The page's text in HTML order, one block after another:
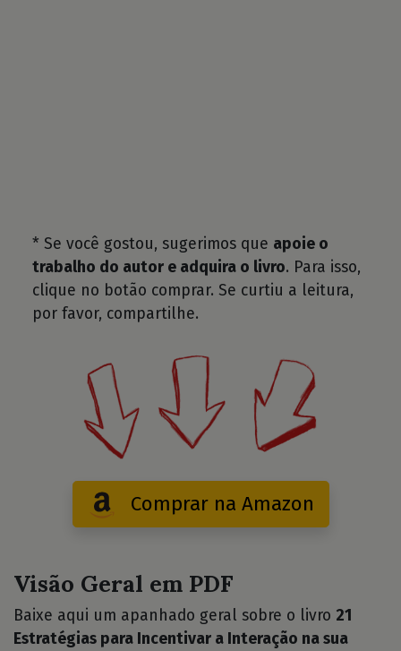
* Se você gostou, sugerimos que apoie o
trabalho do autor e adquira o livro. Para isso,
clique no botão comprar. Se curtiu a leitura,
por favor, compartilhe.
Comprar na Amazon
Visão Geral em PDF
Baixe aqui um apanhado geral sobre o livro 21
Estratégias para Incentivar a Interação na sua